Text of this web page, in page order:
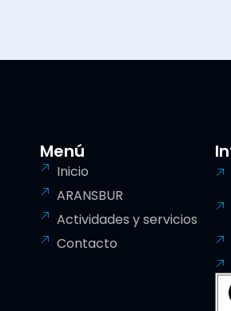
Menú
Inicio
ARANSBUR
Actividades y servicios
Contacto